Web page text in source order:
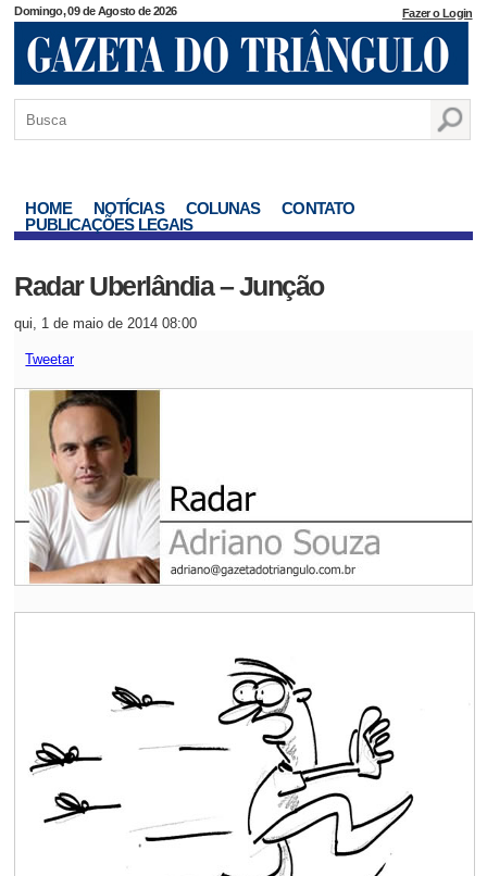
Domingo, 09 de Agosto de 2026 Fazer o Login
HOME NOTÍCIAS COLUNAS
CONTATO
PUBLICAÇÕES LEGAIS
Radar Uberlândia – Junção
qui, 1 de maio de 2014 08:00
Tweetar